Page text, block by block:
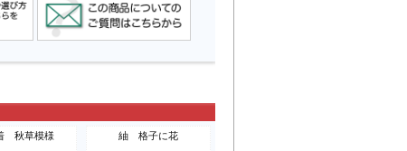
秋草模様 紬 格子に花